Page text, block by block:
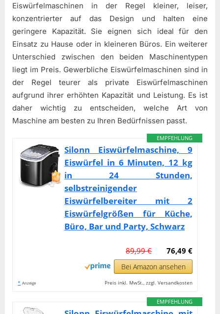
Eiswürfelmaschinen in der Regel kleiner, leiser,
konzentrierter auf das Design und halten eine
geringere Kapazität. Sie eignen sich ideal für den
Einsatz zu Hause oder in kleineren Büros. Ein weiterer
Unterschied zwischen den beiden Maschinentypen
liegt im Preis. Gewerbliche Eiswürfelmaschinen sind in
der Regel teurer als private Eiswürfelmaschinen
aufgrund ihrer erhöhten Kapazität und Leistung. Es ist
daher wichtig zu entscheiden, welche Art von
Maschine am besten zu Ihren Bedürfnissen passt.
EMPFEHLUNG
Silonn Eiswürfelmaschine, 9
Eiswürfel in 6 Minuten, 12 kg
in 24 Stunden,
selbstreinigender
Eiswürfelbereiter mit 2
Eiswürfelgrößen für Küche,
Büro, Bar und Party, Schwarz
76,49 €
89,99 €
Bei Amazon ansehen
* Anzeige Preis inkl. MwSt., zzgl. Versandkosten
EMPFEHLUNG